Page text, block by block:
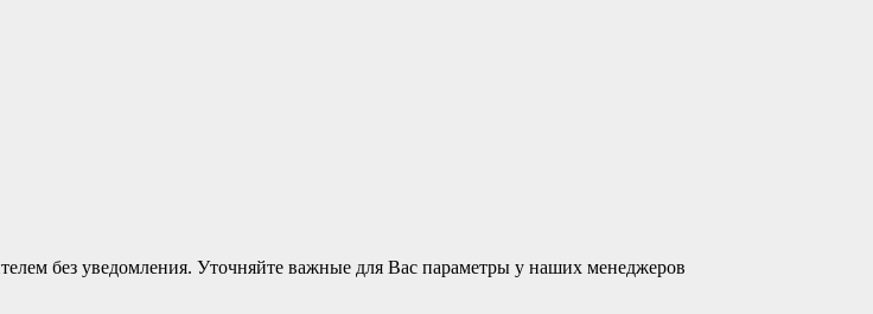
без уведомления. Уточняйте важные для Вас параметры у наших менеджеров